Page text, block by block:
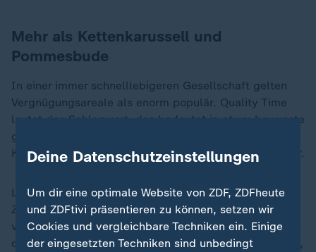
Mehr als Kettenkarussell und
Pommesbude
In einer immer schnelllebigeren Gesellschaft gelten
Vergnügungsareale als enorm populär. Quality Time
lautet das Schlagwort, das bedeutet in etwa: bewusste
gemeinsame Zeit. Eltern wollen Momente mit ihren
Kindern teilen, weg vom Bildschirm, rein ins Abenteuer.
Längst geht es nicht mehr nur um Fahrgeschäft und
Zuckerwatte, sondern um Erlebnisse, die Generationen
verbinden. Hinzu kommt ein Urlaubstrend: lieber öfter,
dafür kürzer. Der Freizeitpark wird zum Wochenendziel,
Deine Datenschutzeinstellungen
Um dir eine optimale Website von ZDF, ZDFheute
und ZDFtivi präsentieren zu können, setzen wir
Cookies und vergleichbare Techniken ein. Einige
der eingesetzten Techniken sind unbedingt